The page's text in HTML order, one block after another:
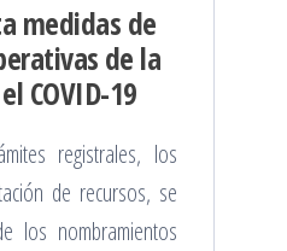
medidas de
de la
COVID-19
registrales, los
de recursos, se
los nombramientos